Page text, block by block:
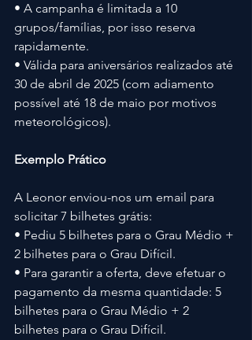
• A campanha é limitada a 10
grupos/famílias, por isso reserva
rapidamente.
• Válida para aniversários realizados até
30 de abril de 2025 (com adiamento
possível até 18 de maio por motivos
meteorológicos).
Exemplo Prático
A Leonor enviou-nos um email para
solicitar 7 bilhetes grátis:
• Pediu 5 bilhetes para o Grau Médio +
2 bilhetes para o Grau Difícil.
• Para garantir a oferta, deve efetuar o
pagamento da mesma quantidade: 5
bilhetes para o Grau Médio + 2
bilhetes para o Grau Difícil.